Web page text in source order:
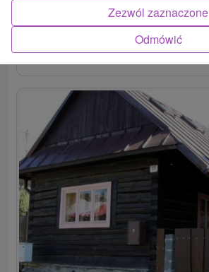
POKAZ
Odmówić
Zezwól zaznaczone